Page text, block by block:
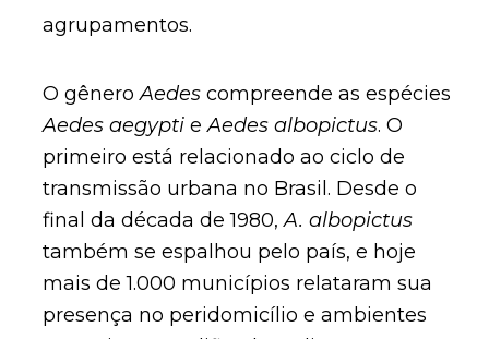
agrupamentos.
O gêneroAedescompreende as espécies
Aedes aegyptieAedes albopictus. O
primeiro está relacionado ao ciclo de
transmissão urbana no Brasil. Desde o
final da década de 1980,A. albopictus
também se espalhou pelo país, e hoje
mais de 1.000 municípios relataram sua
presença no peridomicílio e ambientes